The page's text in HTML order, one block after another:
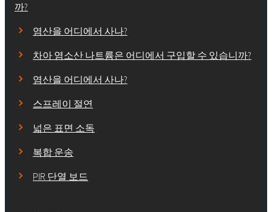
까?
염산을 어디에서 사나?
차아 염소산 나트륨은 어디에서 구입할 수 있습니까?
염산을 어디에서 사나?
스프레이 절연
넓은 표면 소독
복합 운송
PIR 단열 보드